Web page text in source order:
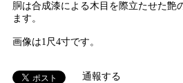
胴は合成漆による木目を際立たせた艶
ます。
画像は1尺4寸です。
通報する